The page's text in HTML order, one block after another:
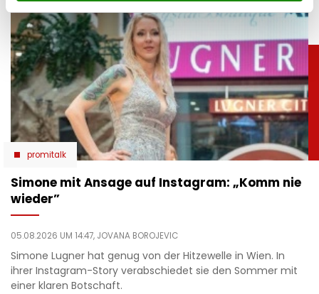
promitalk
Simone mit Ansage auf Instagram: „Komm nie
wieder”
05.08.2026 UM 14:47, JOVANA BOROJEVIC
Simone Lugner hat genug von der Hitzewelle in Wien. In
ihrer Instagram-Story verabschiedet sie den Sommer mit
einer klaren Botschaft.